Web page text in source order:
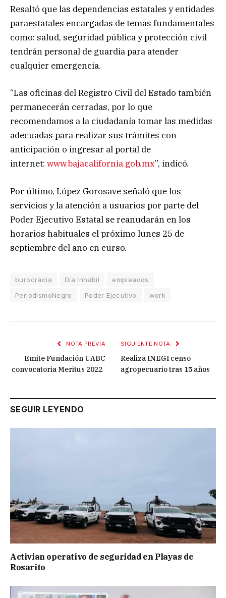
Resaltó que las dependencias estatales y entidades
paraestatales encargadas de temas fundamentales
como: salud, seguridad pública y protección civil
tendrán personal de guardia para atender
cualquier emergencia.
“Las oficinas del Registro Civil del Estado también
permanecerán cerradas, por lo que
recomendamos a la ciudadanía tomar las medidas
adecuadas para realizar sus trámites con
anticipación o ingresar al portal de
internet: www.bajacalifornia.gob.mx”, indicó.
Por último, López Gorosave señaló que los
servicios y la atención a usuarios por parte del
Poder Ejecutivo Estatal se reanudarán en los
horarios habituales el próximo lunes 25 de
septiembre del año en curso.
burocracia Día Inhábil
empleados
PeriodismoNegro
Poder Ejecutivo work
NOTA PREVIA
Emite Fundación UABC
convocatoria Meritus 2022
SIGUIENTE NOTA
Realiza INEGI censo
agropecuario tras 15 años
SEGUIR LEYENDO
Activian operativo de seguridad en Playas de
Rosarito